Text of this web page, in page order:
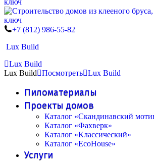
+7 (812) 986-55-82
Lux Build
Lux Build
Lux Build
Посмотреть Lux Build
Пиломатериалы
Проекты домов
Каталог «Скандинавский
Каталог «Фахверк»
Каталог «Классический»
Каталог «EcoHouse»
Услуги